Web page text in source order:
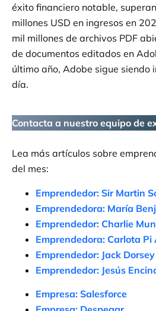
éxito financiero notable,
millones USD en ingresos en
mil millones de archivos PDF
de documentos editados en
último año, Adobe sigue siendo
día.
Contacta a nuestro equipo de
Lea más artículos sobre
del mes:
Emprendedor: Sir Martin
Emprendedora: María
Emprendedor: Charlie
Emprendedora: Carlota Pi
Emprendedor: Jack Dorsey
Emprendedor: Jesús
Empresa: Salesforce